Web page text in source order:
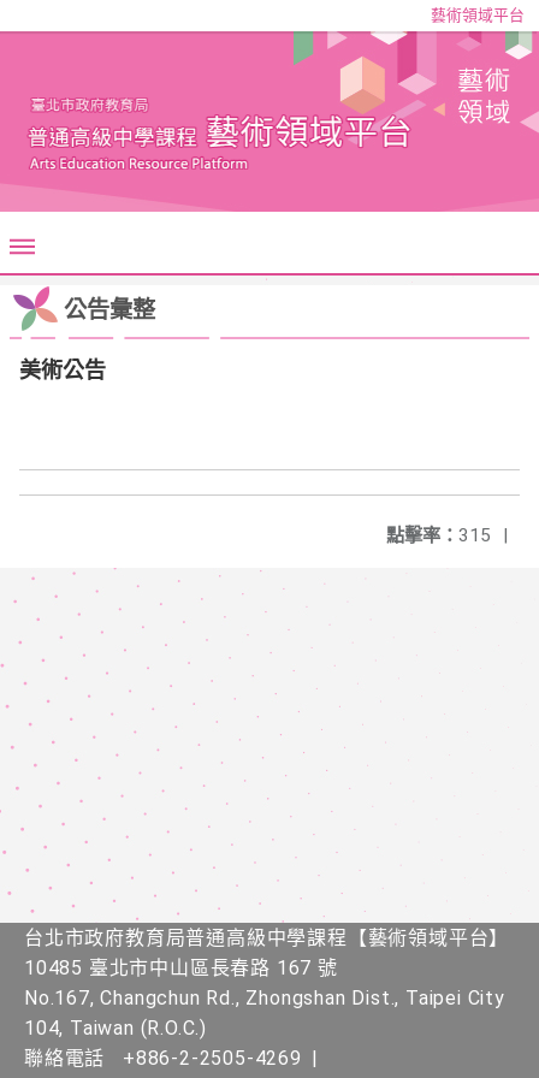
藝術領域平台
公告彙整
美術公告
點擊率： 315 |
台北市政府教育局普通高級中學課程​【​藝術領域平台】
10485 臺北市中山區長春路 167 號
No.167, Changchun Rd., Zhongshan Dist., Taipei City
104, Taiwan (R.O.C.)
聯絡電話
+886-2-2505-4269 |